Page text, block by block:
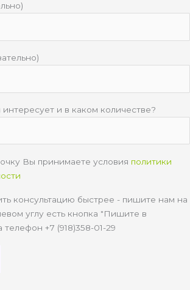
и в каком количестве?
Вы принимаете условия политики
консультацию быстрее - пишите нам на
углу есть кнопка "Пишите в
+7 (918)358-01-29